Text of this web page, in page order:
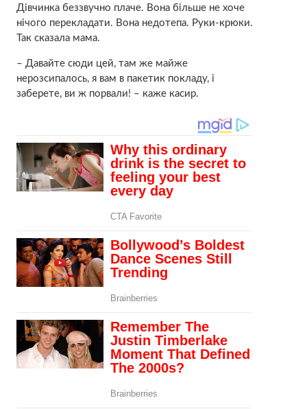
Дівчинка беззвучно плаче. Вона більше не хоче
нічого перекладати. Вона недотепа. Руки-крюки.
Так сказала мама.
– Давайте сюди цей, там же майже
нерозсипалось, я вам в пакетик покладу, і
заберете, ви ж порвали! – каже касир.